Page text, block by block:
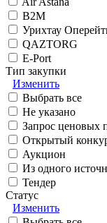
B2M
Урихтау
QAZTORG
E-Port
Тип закупки
Изменить
Выбрать все
Не указано
Запрос ценовых
Открытый
Аукцион
Из одного
Тендер
Статус
Изменить